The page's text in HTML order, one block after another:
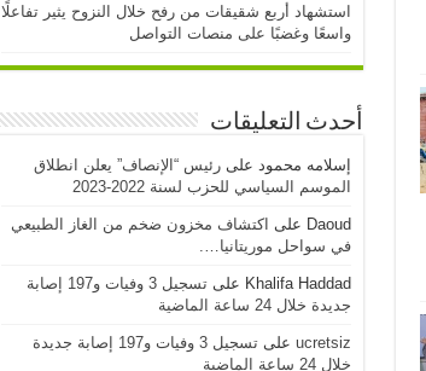
استشهاد أربع شقيقات من رفح خلال النزوح يثير تفاعلًا
واسعًا وغضبًا على منصات التواصل
أحدث التعليقات
إسلامه محمود علىرئيس “الإنصاف” يعلن انطلاق
الموسم السياسي للحزب لسنة 2022-2023
Daoud على اكتشاف مخزون ضخم من الغاز الطبيعي
في سواحل موريتانيا….
Khalifa Haddad على
تسجيل 3 وفيات و197 إصابة
جديدة خلال 24 ساعة الماضية
ucretsiz على
تسجيل 3 وفيات و197 إصابة جديدة
خلال 24 ساعة الماضية